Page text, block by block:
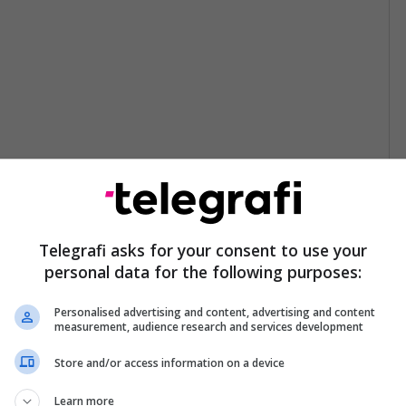
Telegrafi asks for your consent to use your
personal data for the following purposes:
Personalised advertising and content, advertising and content
measurement, audience research and services development
Store and/or access information on a device
Learn more